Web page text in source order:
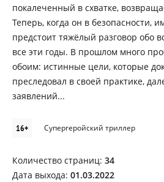
покалеченный в схватке,
Теперь, когда он в безопасности,
предстоит тяжёлый разговор обо
все эти годы. В прошлом много
обоим: истинные цели, которые
преследовал в своей практике,
заявлений...
16+ Супергеройский триллер
Количество страниц: 34
Дата выхода: 01.03.2022